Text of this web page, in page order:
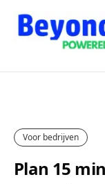
Voor bedrijven
Plan 15